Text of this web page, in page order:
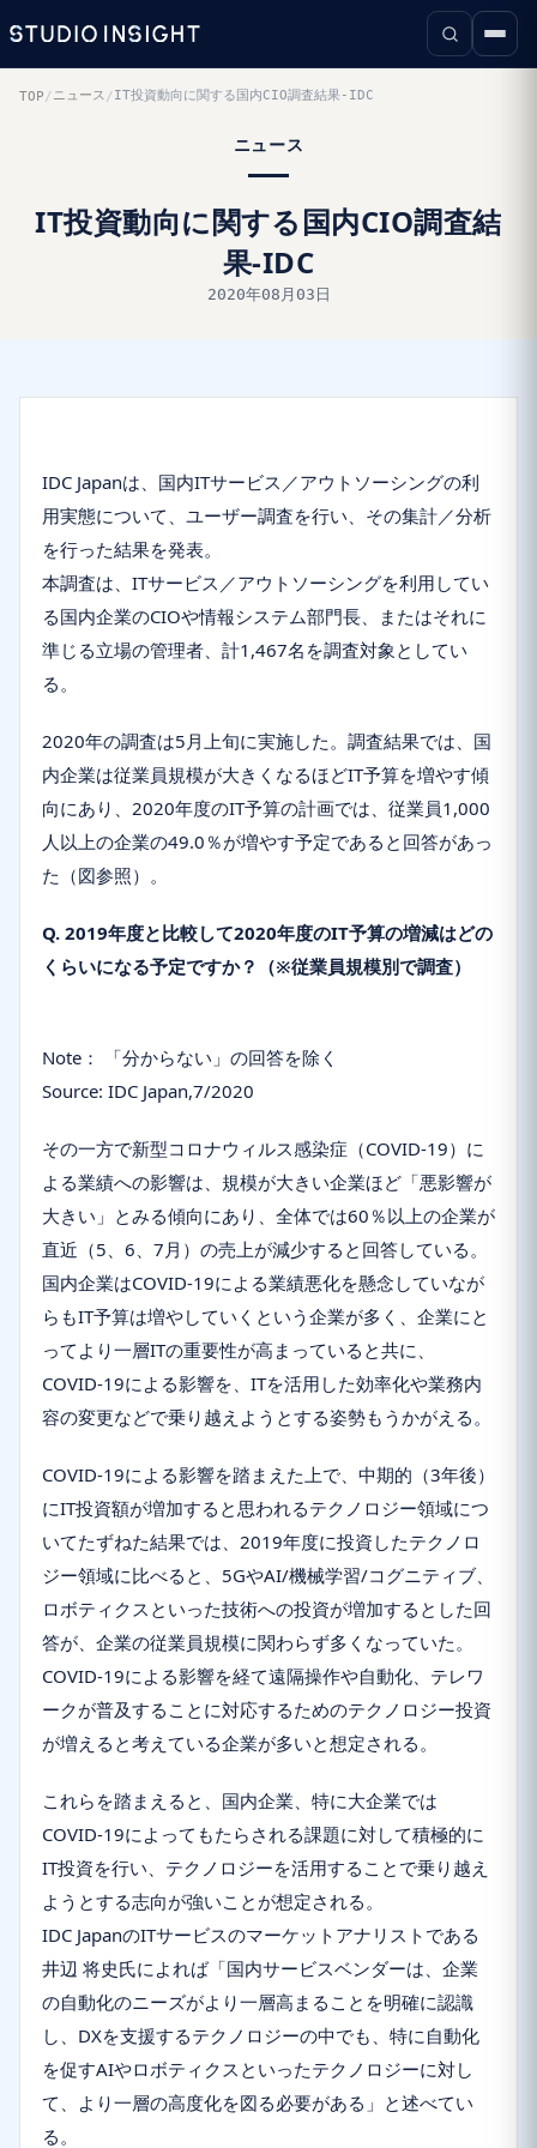
TOP / ニュース /IT投資動向に関する国内CIO調査結果-IDC
ニュース
IT投資動向に関する国内CIO調査結
果-IDC
2020年08月03日
IDC Japanは、国内ITサービス／アウトソーシングの利
用実態について、ユーザー調査を行い、その集計／分析
を行った結果を発表。
本調査は、ITサービス／アウトソーシングを利用してい
る国内企業のCIOや情報システム部門長、またはそれに
準じる立場の管理者、計1,467名を調査対象としてい
る。
2020年の調査は5月上旬に実施した。調査結果では、国
内企業は従業員規模が大きくなるほどIT予算を増やす傾
向にあり、2020年度のIT予算の計画では、従業員1,000
人以上の企業の49.0％が増やす予定であると回答があっ
た（図参照）。
Q. 2019年度と比較して2020年度のIT予算の増減はどの
くらいになる予定ですか？（※従業員規模別で調査）
Note： 「分からない」の回答を除く
Source: IDC Japan,7/2020
その一方で新型コロナウィルス感染症（COVID-19）に
よる業績への影響は、規模が大きい企業ほど「悪影響が
大きい」とみる傾向にあり、全体では60％以上の企業が
直近（5、6、7月）の売上が減少すると回答している。
国内企業はCOVID-19による業績悪化を懸念していなが
らもIT予算は増やしていくという企業が多く、企業にと
ってより一層ITの重要性が高まっていると共に、
COVID-19による影響を、ITを活用した効率化や業務内
容の変更などで乗り越えようとする姿勢もうかがえる。
COVID-19による影響を踏まえた上で、中期的（3年後）
にIT投資額が増加すると思われるテクノロジー領域につ
いてたずねた結果では、2019年度に投資したテクノロ
ジー領域に比べると、5GやAI/機械学習/コグニティブ、
ロボティクスといった技術への投資が増加するとした回
答が、企業の従業員規模に関わらず多くなっていた。
COVID-19による影響を経て遠隔操作や自動化、テレワ
ークが普及することに対応するためのテクノロジー投資
が増えると考えている企業が多いと想定される。
これらを踏まえると、国内企業、特に大企業では
COVID-19によってもたらされる課題に対して積極的に
IT投資を行い、テクノロジーを活用することで乗り越え
ようとする志向が強いことが想定される。
IDC JapanのITサービスのマーケットアナリストである
井辺 将史氏によれば「国内サービスベンダーは、企業
の自動化のニーズがより一層高まることを明確に認識
し、DXを支援するテクノロジーの中でも、特に自動化
を促すAIやロボティクスといったテクノロジーに対し
て、より一層の高度化を図る必要がある」と述べてい
る。